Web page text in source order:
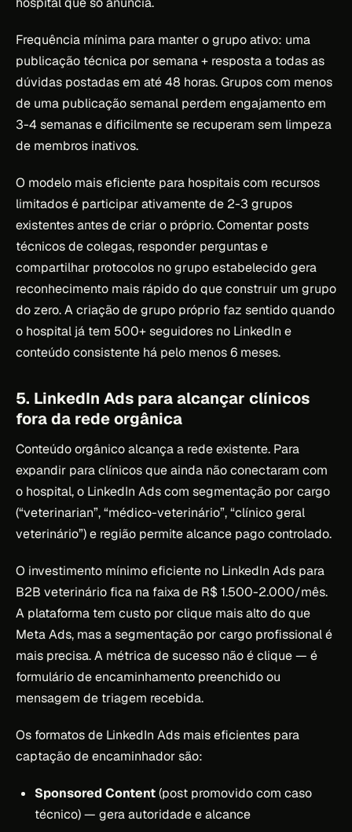
Frequência mínima para manter o grupo ativo: uma
publicação técnica por semana + resposta a todas as
dúvidas postadas em até 48 horas. Grupos com menos
de uma publicação semanal perdem engajamento em
3-4 semanas e dificilmente se recuperam sem limpeza
de membros inativos.
O modelo mais eficiente para hospitais com recursos
limitados é participar ativamente de 2-3 grupos
existentes antes de criar o próprio. Comentar posts
técnicos de colegas, responder perguntas e
compartilhar protocolos no grupo estabelecido gera
reconhecimento mais rápido do que construir um grupo
do zero. A criação de grupo próprio faz sentido quando
o hospital já tem 500+ seguidores no LinkedIn e
conteúdo consistente há pelo menos 6 meses.
5. LinkedIn Ads para alcançar clínicos
fora da rede orgânica
Conteúdo orgânico alcança a rede existente. Para
expandir para clínicos que ainda não conectaram com
o hospital, o LinkedIn Ads com segmentação por cargo
(“veterinarian”, “médico-veterinário”, “clínico geral
veterinário”) e região permite alcance pago controlado.
O investimento mínimo eficiente no LinkedIn Ads para
B2B veterinário fica na faixa de R$ 1.500-2.000/mês.
A plataforma tem custo por clique mais alto do que
Meta Ads, mas a segmentação por cargo profissional é
mais precisa. A métrica de sucesso não é clique — é
formulário de encaminhamento preenchido ou
mensagem de triagem recebida.
Os formatos de LinkedIn Ads mais eficientes para
captação de encaminhador são:
Sponsored Content(post promovido com caso
técnico) — gera autoridade e alcance